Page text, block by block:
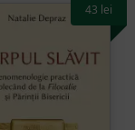
43 lei